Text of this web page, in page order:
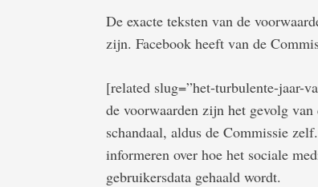
De exacte teksten van de
zijn. Facebook heeft van de
[related slug=”het-turbulente-jaar-
de voorwaarden zijn het gevolg
schandaal, aldus de Commissie
informeren over hoe het sociale
gebruikersdata gehaald wordt.